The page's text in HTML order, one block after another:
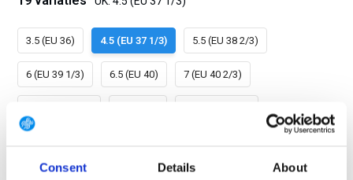
Consent Details About
3.5 (EU 36) 4.5 (EU 37 1/3) 5.5 (EU 38 2/3)
6 (EU 39 1/3) 6.5 (EU 40) 7 (EU 40 2/3)
10.5 (EU 45 1/3) 11 (EU 46) 11.5 (EU 46 2/3)